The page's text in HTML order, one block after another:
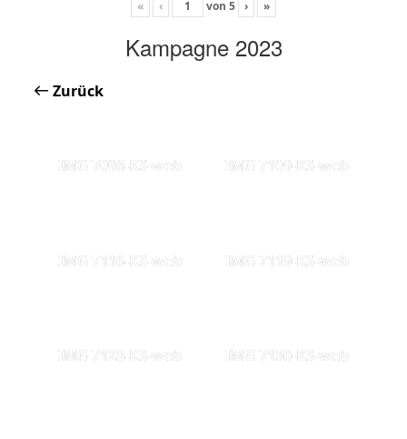
« ‹ von 5 › »
Kampagne 2023
Zurück
IMG 7098-KS-web IMG 7109-KS-web
IMG 7116-KS-web IMG 7119-KS-web
IMG 7123-KS-web IMG 7130-KS-web